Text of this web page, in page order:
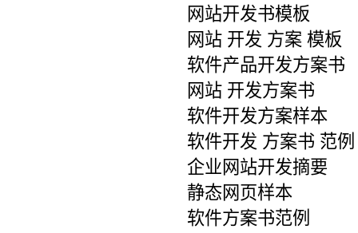
网站开发书模板
网站 开发 方案 模板
软件产品开发方案书
网站 开发方案书
软件开发方案样本
软件开发 方案书 范例
企业网站开发摘要
静态网页样本
软件方案书范例